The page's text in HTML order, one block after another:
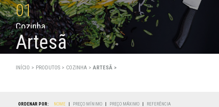
01
Cozinha
Artesã
INÍCIO > PRODUTOS > COZINHA >ARTESÃ >
ORDENAR POR: NOME PREÇO MÍNIMO PREÇO MÁXIMO REFERÊNCIA